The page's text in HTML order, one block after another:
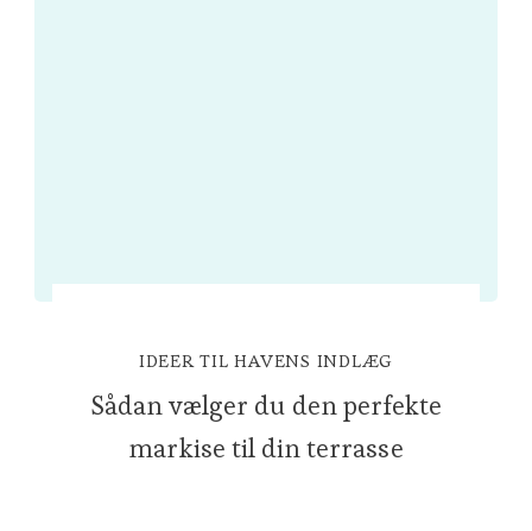
IDEER TIL HAVENS INDLÆG
Sådan vælger du den perfekte
markise til din terrasse